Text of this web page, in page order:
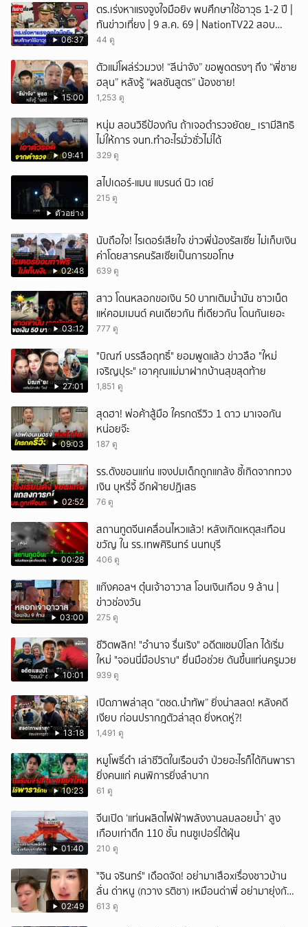
06:37
ตร.เร่งหาแรงจูงใจมือยิv พบศึกษาใช้อาวุธ 1-2 ปี |
ทันข่าวเที่ยง | 9 ส.ค. 69 | NationTV22 สอบ
พยานแล้ว 17 ปาก เร่งตรวจมือถือและหลักฐานที่
เพื่อน และสื่อโซเ
44 ดู
15:00
ตัวแม่โผล่ร่วมวง! “ลีน่าจัง” ขอพูดตรงๆ ถึง “พี่ชาย
ฮลุน” หลังรู้ “ผลชันสูตร” น้องชาย!
1,253 ดู
09:41
หนุ่ม สอนวิธีป้องกัน ถ้าเจอตำรวจยัดย_ เรามีสิทธิ
ไม่ให้การ จนท.ทำอะไรมั่วซั่วไม่ได้
329 ดู
ตัวอย่าง
สไปเดอร์-แมน แบรนด์ นิว เดย์
215 ดู
02:48
นับถือใจ! ไรเดอร์เสียใจ ข่าวพี่น้องรัสเซีย ไม่เก็บเงิน
ค่าโดยสารคนรัสเซียเป็นการขอโทษ
639 ดู
03:12
สาว โดนหลอกขอเงิน 50 บาทเติมน้ำมัน ชาวเน็ต
แห่คอมเมนต์ คนเดียวกัน ที่เดียวกัน โดนกันเยอะ
777 ดู
27:01
"บิณฑ์ บรรลือฤทธิ์" ยอมพูดแล้ว ข่าวลือ "ใหม่
เจริญปุระ" เอาคุณแม่มาฝากบ้านสุขสุดท้าย
1,851 ดู
09:03
สุดฮา! พ่อค้าสู้มือ ใครกดรีวิว 1 ดาว มาเจอกัน
หน่อยจ๊ะ
187 ดู
02:52
รร.ดังขอนแก่น แจงปมเด็กถูกแกล้ง ชี้เกิดจากทวง
เงิน บุหรี่จี้ อีกฝ่ายปฏิเสธ
76 ดู
00:28
สถานทูตจีนเคลื่อนไหวแล้ว! หลังเกิดเหตุสะเทือน
ขวัญ ใน รร.เทพศิรินทร์ นนทบุรี
406 ดู
03:00
แก๊งคอลฯ ตุ๋นเจ้าอาวาส โอนเงินเกือบ 9 ล้าน |
ข่าวช่องวัน
275 ดู
10:01
ชีวิตพลิก! "อำนาจ รื่นเริง" อดีตแชมป์โลก ได้เริ่ม
ใหม่ "จอนนี่มือปราบ" ยื่นมือช่วย ดันขึ้นแท่นครูมวย
939 ดู
13:18
เปิดภาพล่าสุด “ตชด.นำทัพ” ยิ่งน่าสลด! หลังคดี
เงียบ ก่อนปรากฎตัวล่าสุด ยิ่งหดหู่?!
1,491 ดู
10:23
หมูโพธิ์ดำ เล่าชีวิตในเรือนจำ ป่วยอะไรก็ได้กินพารา
ยิ่งคนแก่ คนพิการยิ่งลำบาก
61 ดู
01:40
จีนเปิด ‘แท่นผลิตไฟฟ้าพลังงานลมลอยน้ำ’ สูง
เกือบเท่าตึก 110 ชั้น ทนซูเปอร์ไต้ฝุ่น
210 ดู
02:49
ั่"จิน จรินทร์" เดือดจัด! อย่ามาเสือxเรื่องชาวบ้าน
ลั่น ด่าหนู (กวาง รติชา) เหมือนด่าพี่ อย่ามายุ่งกับ
คนของผม จบ!!!
613 ดู